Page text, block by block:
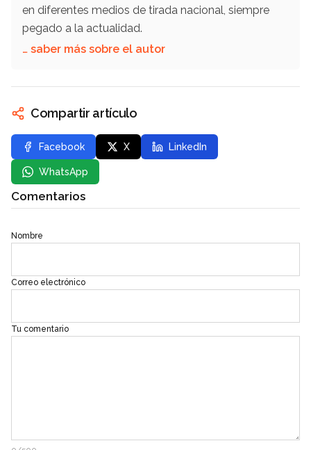
en diferentes medios de tirada nacional, siempre
pegado a la actualidad.
… saber más sobre el autor
Compartir artículo
Facebook X LinkedIn
WhatsApp
Comentarios
Nombre
Correo electrónico
Tu comentario